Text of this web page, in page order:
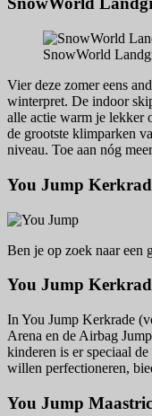
SnowWorld
Vier deze zomer eens
winterpret. De indoor
alle actie warm je lekker
de grootste klimparken
niveau. Toe aan nóg
You Jump
Ben je op zoek naar een
You Jump
In You Jump Kerkrade
Arena en de Airbag
kinderen is er speciaal
willen perfectioneren,
You Jump